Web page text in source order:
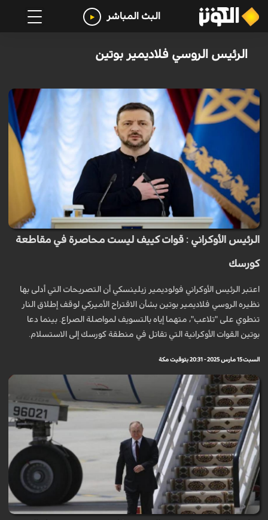
البث المباشر
الرئيس الروسي فلاديمير بوتين
الرئيس الأوكراني : قوات كييف ليست محاصرة في مقاطعة
كورسك
اعتبر الرئيس الأوكراني فولوديمير زيلينسكي أن التصريحات التي أدلى بها
نظيره الروسي فلاديمير بوتين بشأن الاقتراح الأميركي لوقف إطلاق النار
تنطوي على "تلاعب"، متهما إياه بالتسويف لمواصلة الصراع. بينما دعا
بوتين القوات الأوكرانية التي تقاتل في منطقة كورسك إلى الاستسلام.
السبت 15 مارس 2025 - 20:31 بتوقيت مكة